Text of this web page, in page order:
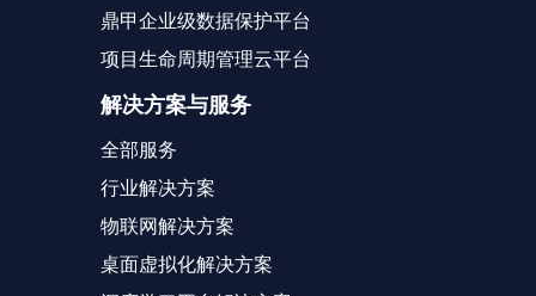
鼎甲企业级数据保护平台
项目生命周期管理云平台
解决方案与服务
全部服务
行业解决方案
物联网解决方案
桌面虚拟化解决方案